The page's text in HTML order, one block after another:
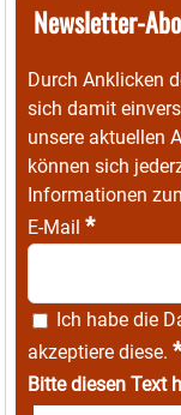
Newsletter-Abo
Durch Anklicken
sich damit
unsere aktuellen
können sich
Informationen
E-Mail *
Ich habe die
akzeptiere diese. *
Bitte diesen Text